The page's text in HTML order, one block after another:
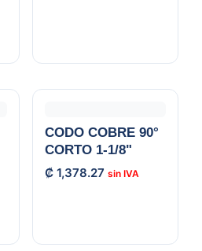
CODO COBRE 90°
CORTO 1-1/8"
₡ 1,378.27